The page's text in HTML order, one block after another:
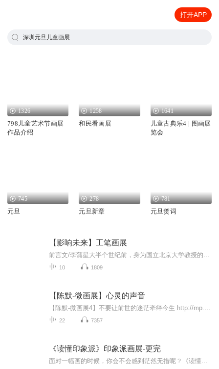
打开APP
深圳元旦儿童画展
1326
798儿童艺术节画展
作品介绍
1258
和民看画展
1641
儿童古典乐4 | 图画展
览会
745
元旦
278
元旦新章
781
元旦贺词
【影响未来】工笔画展
10 1809
【陈默-微画展】心灵的声音
22 7357
《读懂印象派》印象派画展-更完